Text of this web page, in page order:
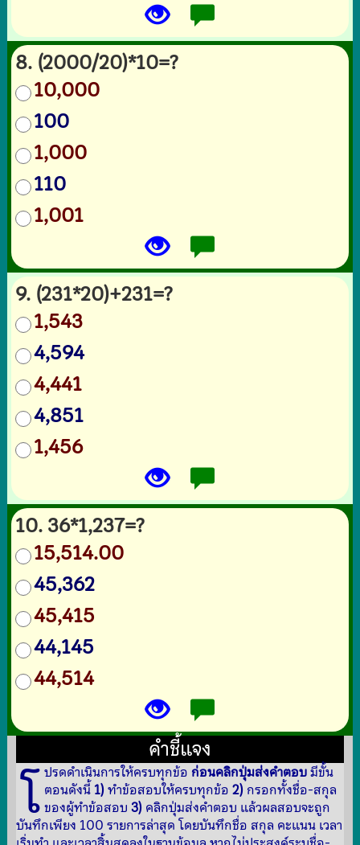
8. (2000/20)*10=?
10,000
100
1,000
110
1,001
9. (231*20)+231=?
1,543
4,594
4,441
4,851
1,456
10. 36*1,237=?
15,514.00
45,362
45,415
44,145
44,514
คำชี้แจง
โปรดดำเนินการให้ครบทุกข้อ ก่อนคลิกปุ่มส่งคำตอบมีขั้น
ตอนดังนี้1)ทำข้อสอบให้ครบทุกข้อ2)กรอกทั้งชื่อ-สกุล
ของผู้ทำข้อสอบ3)คลิกปุ่มส่งคำตอบ แล้วผลสอบจะถูก
บันทึกเพียง 100 รายการล่าสุด โดยบันทึกชื่อ สกุล คะแนน เวลา